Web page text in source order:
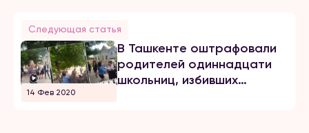
Следующая статья
14 Фев 2020
В Ташкенте оштрафовали
родителей одиннадцати
школьниц, избивших